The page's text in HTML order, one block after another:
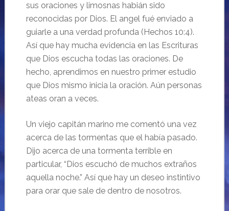
sus oraciones y limosnas habián sido
reconocidas por Dios. El angel fué enviado a
guiarle a una verdad profunda (Hechos 10:4).
Así que hay mucha evidencia en las Escrituras
que Dios escucha todas las oraciones. De
hecho, aprendimos en nuestro primer estudio
que Dios mismo inicia la oración. Aún personas
ateas oran a veces.
Un viejo capitán marino me comentó una vez
acerca de las tormentas que el había pasado.
Dijo acerca de una tormenta terrible en
particular, “Dios escuchó de muchos extraños
aquella noche.” Así que hay un deseo instintivo
para orar que sale de dentro de nosotros.